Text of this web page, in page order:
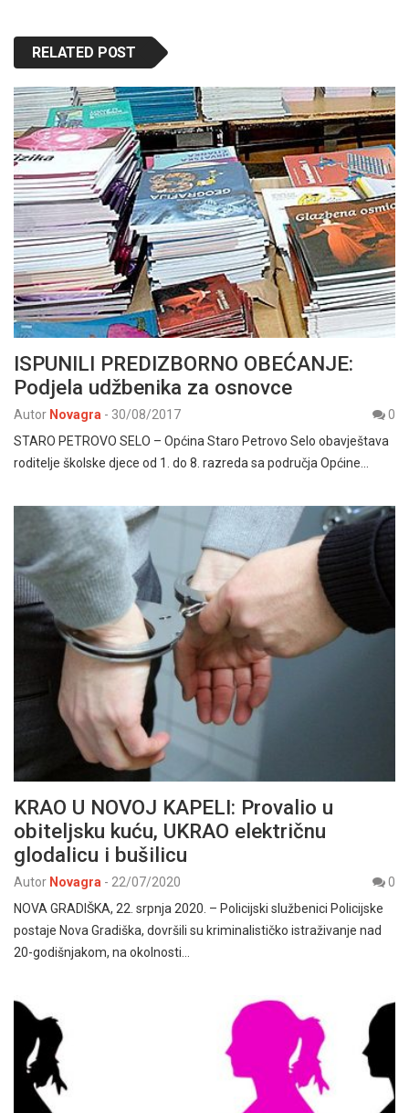
RELATED POST
ISPUNILI PREDIZBORNO OBEĆANJE:
Podjela udžbenika za osnovce
Autor Novagra - 30/08/2017
0
STARO PETROVO SELO – Općina Staro Petrovo Selo obavještava
roditelje školske djece od 1. do 8. razreda sa područja Općine…
KRAO U NOVOJ KAPELI: Provalio u
obiteljsku kuću, UKRAO električnu
glodalicu i bušilicu
Autor Novagra - 22/07/2020
0
NOVA GRADIŠKA, 22. srpnja 2020. – Policijski službenici Policijske
postaje Nova Gradiška, dovršili su kriminalističko istraživanje nad
20-godišnjakom, na okolnosti…